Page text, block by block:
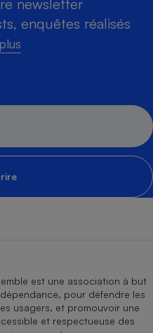
newsletter
enquêtes réalisés
est une association à but
pour défendre les
usagers, et promouvoir une
et respectueuse des